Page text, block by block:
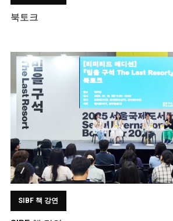
북토크
SIBF 책 강연